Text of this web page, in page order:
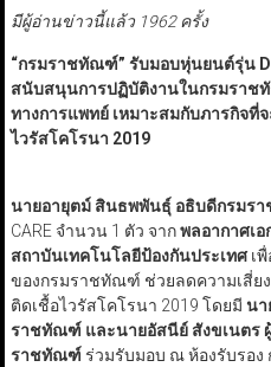
มีผู้อ่านข่าวนี้แล้ว 1962 ครั้ง
“กรมราชทัณฑ์” รับมอบหุ่นยนต์รุ่น
สนับสนุนการปฏิบัติงานในกรมราช
ทางการแพทย์ เหมาะสมกับภารกิจที่
ไวรัสโคโรนา 2019
นายอายุตม์ สินธพพันธุ์ อธิบดีกรมร
CARE จำนวน 1 ตัว จากพลอากาศเ
สถาบันเทคโนโลยีป้องกันประเทศเ
ของกรมราชทัณฑ์ ช่วยลดความเสี่
ติดเชื้อไวรัสโคโรนา 2019 โดยมี นา
ราชทัณฑ์ และนายอัสนีย์ สังขเนตร
ราชทัณฑ์ ร่วมรับมอบ ณ ห้องรับรอ